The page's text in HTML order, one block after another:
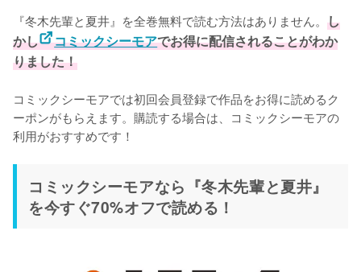
『冬木先輩と夏井』を全巻無料で読む方法はありません。 し
かし
コミックシーモアでお得に配信されることがわか
りました！
コミックシーモアでは初回会員登録で作品をお得に読めるク
ーポンがもらえます。購読する場合は、コミックシーモアの
利用がおすすめです！
コミックシーモアなら『冬木先輩と夏井』
を今すぐ70%オフで読める！